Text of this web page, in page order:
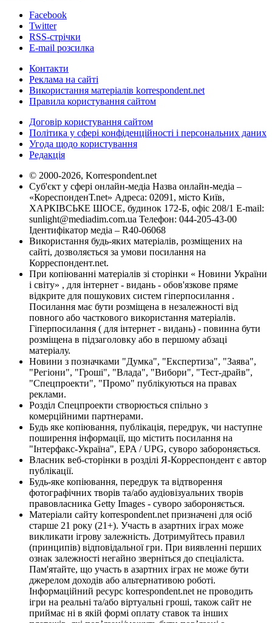
Facebook
Twitter
RSS-стрічки
E-mail розсилка
Контакти
Реклама на сайті
Використання матеріалів korrespondent.net
Правила користування сайтом
Договір користування сайтом
Політика у сфері конфіденційності і персональних даних
Угода щодо користування
Редакція
© 2000-2026, Korrespondent.net
Суб'єкт у сфері онлайн-медіа Назва онлайн-медіа –
«КореспонденТ.net» Адреса: 02091, місто Київ,
ХАРКІВСЬКЕ ШОСЕ, будинок 172-Б, офіс 208/1 E-mail:
sunlight@mediadim.com.ua Телефон: 044-205-43-00
Ідентифікатор медіа – R40-06068
Використання будь-яких матеріалів, розміщених на
сайті, дозволяється за умови посилання на
Корреспондент.net.
При копіюванні матеріалів зі сторінки « Новини України
і світу» , для інтернет - видань - обов'язкове пряме
відкрите для пошукових систем гіперпосилання .
Посилання має бути розміщена в незалежності від
повного або часткового використання матеріалів.
Гіперпосилання ( для інтернет - видань) - повинна бути
розміщена в підзаголовку або в першому абзаці
матеріалу.
Новини з позначками "Думка", "Експертиза", "Заява",
"Регіони", "Гроші", "Влада", "Вибори", "Тест-драйв",
"Спецпроекти", "Промо" публікуються на правах
реклами.
Розділ Спецпроекти створюється спільно з
комерційними партнерами.
Будь яке копіювання, публікація, передрук, чи наступне
поширення інформації, що містить посилання на
"Інтерфакс-Україна", EPA / UPG, суворо забороняється.
Власник веб-сторінки в розділі Я-Корреспондент є автор
публікації.
Будь-яке копіювання, передрук та відтворення
фотографічних творів та/або аудіовізуальних творів
правовласника Getty Images - суворо забороняється.
Матеріали сайту korrespondent.net призначені для осіб
старше 21 року (21+). Участь в азартних іграх може
викликати ігрову залежність. Дотримуйтесь правил
(принципів) відповідальної гри. При виявленні перших
ознак залежності негайно зверніться до спеціаліста.
Пам'ятайте, що участь в азартних іграх не може бути
джерелом доходів або альтернативою роботі.
Інформаційний ресурс korrespondent.net не проводить
ігри на реальні та/або віртуальні гроші, також сайт не
приймає ні в якій формі оплату ставок та інших